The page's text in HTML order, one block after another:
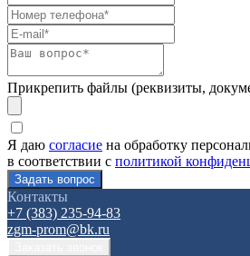
Прикрепить файлы (реквизиты,
Я даю согласие на обработку
в соответствии с политикой
Контакты
+7 (383) 235-94-83
zgm-prom@bk.ru